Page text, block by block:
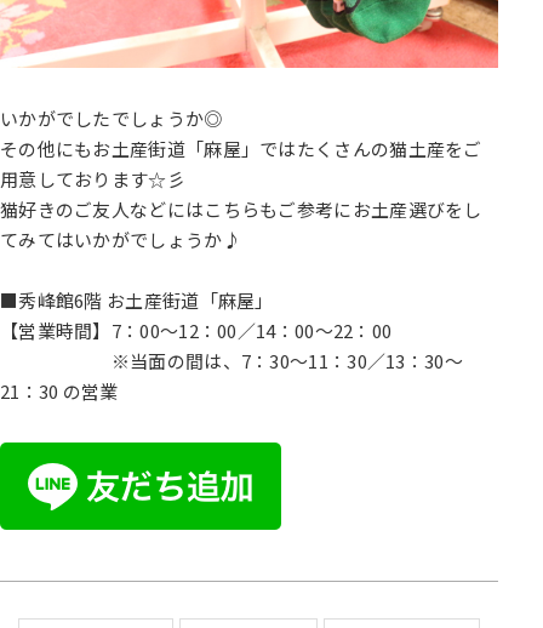
いかがでしたでしょうか◎
その他にもお土産街道「麻屋」ではたくさんの猫土産をご
用意しております☆彡
猫好きのご友人などにはこちらもご参考にお土産選びをし
てみてはいかがでしょうか♪
■秀峰館6階 お土産街道「麻屋」
【営業時間】7：00～12：00／14：00～22：00
※当面の間は、7：30～11：30／13：30～
21：30 の営業